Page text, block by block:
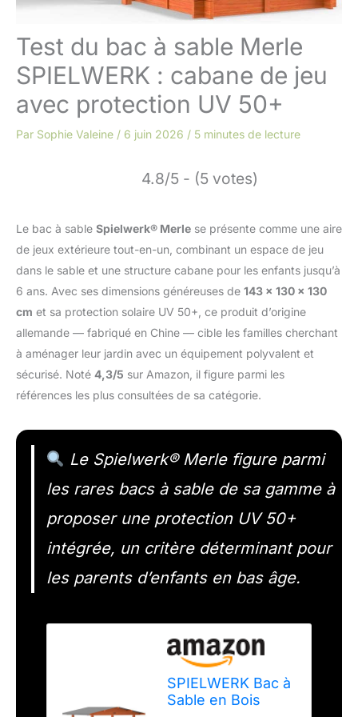
Test du bac à sable Merle
SPIELWERK : cabane de jeu
avec protection UV 50+
Par Sophie Valeine / 6 juin 2026 / 5 minutes de lecture
4.8/5 - (5 votes)
Le bac à sable Spielwerk® Merle se présente comme une aire
de jeux extérieure tout-en-un, combinant un espace de jeu
dans le sable et une structure cabane pour les enfants jusqu’à
6 ans. Avec ses dimensions généreuses de 143 x 130 x 130
cm et sa protection solaire UV 50+, ce produit d’origine
allemande — fabriqué en Chine — cible les familles cherchant
à aménager leur jardin avec un équipement polyvalent et
sécurisé. Noté 4,3/5 sur Amazon, il figure parmi les
références les plus consultées de sa catégorie.
Le Spielwerk® Merle figure parmi
les rares bacs à sable de sa gamme à
proposer une protection UV 50+
intégrée, un critère déterminant pour
les parents d’enfants en bas âge.
SPIELWERK Bac à
Sable en Bois